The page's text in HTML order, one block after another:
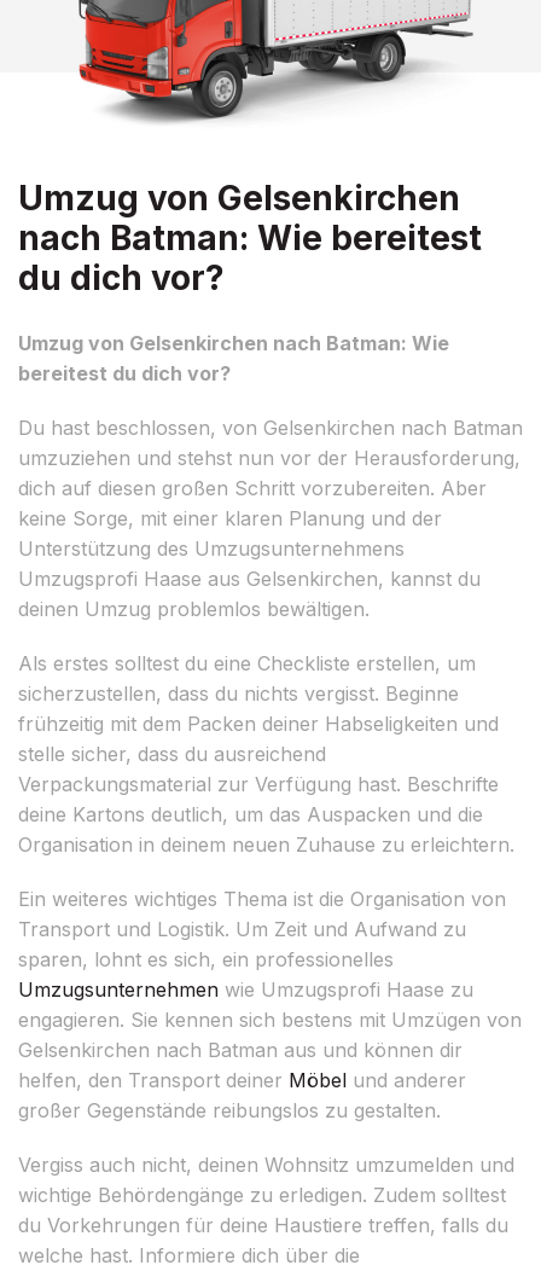
Umzug von Gelsenkirchen
nach Batman: Wie bereitest
du dich vor?
Umzug von Gelsenkirchen nach Batman: Wie
bereitest du dich vor?
Du hast beschlossen, von Gelsenkirchen nach Batman
umzuziehen und stehst nun vor der Herausforderung,
dich auf diesen großen Schritt vorzubereiten. Aber
keine Sorge, mit einer klaren Planung und der
Unterstützung des Umzugsunternehmens
Umzugsprofi Haase aus Gelsenkirchen, kannst du
deinen Umzug problemlos bewältigen.
Als erstes solltest du eine Checkliste erstellen, um
sicherzustellen, dass du nichts vergisst. Beginne
frühzeitig mit dem Packen deiner Habseligkeiten und
stelle sicher, dass du ausreichend
Verpackungsmaterial zur Verfügung hast. Beschrifte
deine Kartons deutlich, um das Auspacken und die
Organisation in deinem neuen Zuhause zu erleichtern.
Ein weiteres wichtiges Thema ist die Organisation von
Transport und Logistik. Um Zeit und Aufwand zu
sparen, lohnt es sich, ein professionelles
Umzugsunternehmen wie Umzugsprofi Haase zu
engagieren. Sie kennen sich bestens mit Umzügen von
Gelsenkirchen nach Batman aus und können dir
helfen, den Transport deiner Möbel und anderer
großer Gegenstände reibungslos zu gestalten.
Vergiss auch nicht, deinen Wohnsitz umzumelden und
wichtige Behördengänge zu erledigen. Zudem solltest
du Vorkehrungen für deine Haustiere treffen, falls du
welche hast. Informiere dich über die